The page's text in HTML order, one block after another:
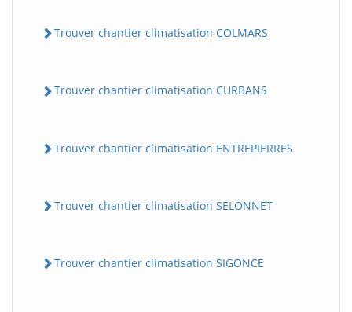
Trouver chantier climatisation COLMARS
Trouver chantier climatisation CURBANS
Trouver chantier climatisation ENTREPIERRES
Trouver chantier climatisation SELONNET
Trouver chantier climatisation SIGONCE